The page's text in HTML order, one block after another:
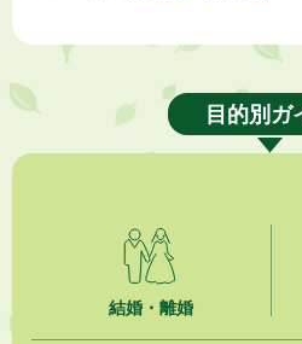
2026年8月5日
掛川市広告入り窓口封筒無償提供者募集
【日本DX大賞2026】ポスターセッショ
市民の勇気ある応急手当に感謝状を贈呈
夏季休暇期間 開業医等診療予定
目的別ガ
結婚・離婚